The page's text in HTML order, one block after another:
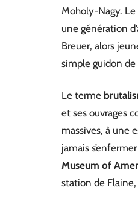
Moholy-Nagy.
une génération
Breuer, alors
simple guidon de
Le terme
et ses ouvrages
massives, à une
jamais
Museum of
station de Flaine,